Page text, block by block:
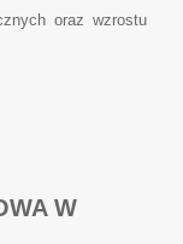
oraz wzrostu
W